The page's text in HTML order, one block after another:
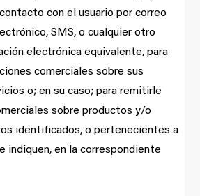
con el usuario por correo
SMS, o cualquier otro
electrónica equivalente, para
comerciales sobre sus
o; en su caso; para remitirle
sobre productos y/o
identificados, o pertenecientes a
indiquen, en la correspondiente